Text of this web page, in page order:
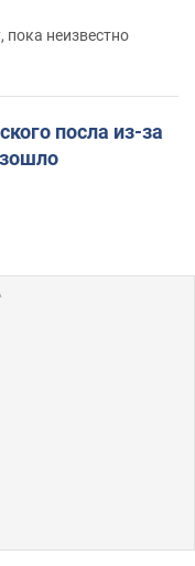
пока неизвестно
посла из-за